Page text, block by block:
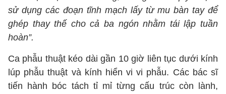
sử dụng các đoạn tĩnh mạch lấy từ mu bàn tay để
ghép thay thế cho cả ba ngón nhằm tái lập tuần
hoàn”.
Ca phẫu thuật kéo dài gần 10 giờ liên tục dưới kính
lúp phẫu thuật và kính hiển vi vi phẫu. Các bác sĩ
tiến hành bóc tách tỉ mỉ từng cấu trúc còn lành,